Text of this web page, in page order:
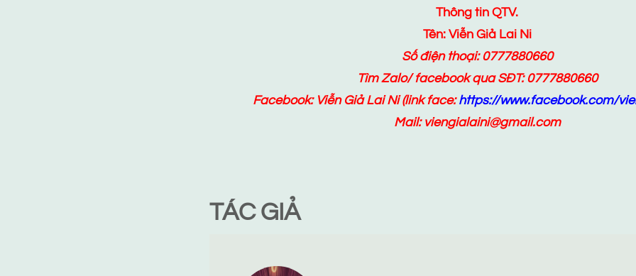
Thông tin QTV.
Tên: Viễn Giả Lai Ni
Số điện thoại: 0777880660
Tìm Zalo/ facebook qua SĐT: 0777880660
Facebook: Viễn Giả Lai Ni(link face:https://www.facebook.com/
Mail: viengialaini@gmail.com
TÁC GIẢ